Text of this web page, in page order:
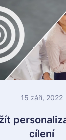
15 září, 2022
cílení